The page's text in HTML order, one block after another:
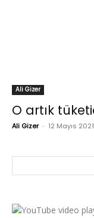
Ali Gizer
O artık
Ali Gizer - 12 Mayıs 2021